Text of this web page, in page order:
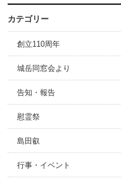
カテゴリー
創立110周年
城岳同窓会より
告知・報告
慰霊祭
島田叡
行事・イベント